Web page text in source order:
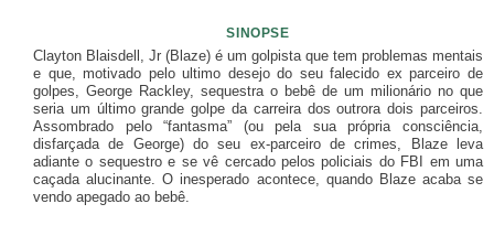
SINOPSE
Clayton Blaisdell, Jr (Blaze) é um golpista que tem problemas mentais
e que, motivado pelo ultimo desejo do seu falecido ex parceiro de
golpes, George Rackley, sequestra o bebê de um milionário no que
seria um último grande golpe da carreira dos outrora dois parceiros.
Assombrado pelo “fantasma” (ou pela sua própria consciência,
disfarçada de George) do seu ex-parceiro de crimes, Blaze leva
adiante o sequestro e se vê cercado pelos policiais do FBI em uma
caçada alucinante. O inesperado acontece, quando Blaze acaba se
vendo apegado ao bebê.